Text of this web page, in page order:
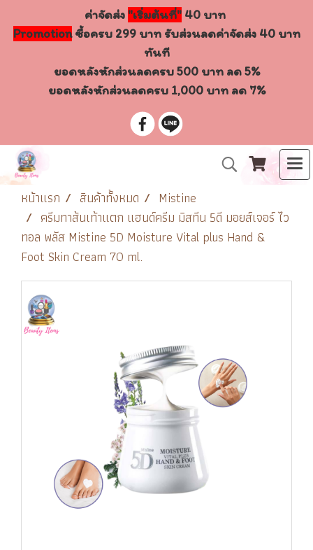
ค่าจัดส่ง "เริ่มต้นที่" 40 บาท
Promotionซื้อครบ 299 บาท รับส่วนลดค่าจัดส่ง 40 บาท
ทันที
ยอดหลังหักส่วนลดครบ 500 บาท ลด 5%
ยอดหลังหักส่วนลดครบ 1,000 บาท ลด 7%
หน้าแรก สินค้าทั้งหมด
Mistine
ครีมทาส้นเท้าแตก แฮนด์ครีม มิสทีน 5ดี มอยส์เจอร์ ไว
ทอล พลัส Mistine 5D Moisture Vital plus Hand &
Foot Skin Cream 70 ml.